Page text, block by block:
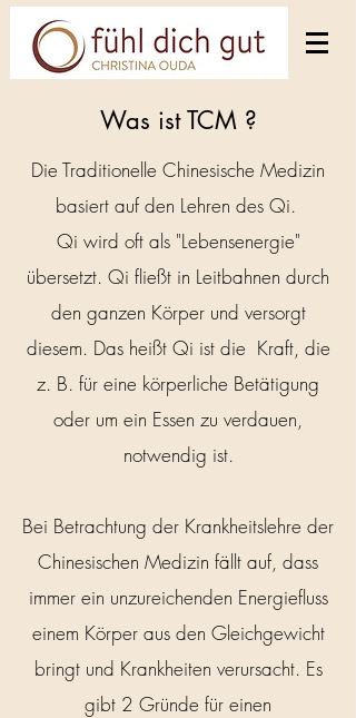
Was ist TCM ?
Die Traditionelle Chinesische Medizin
basiert auf den Lehren des Qi.
Qi wird oft als "Lebensenergie"
übersetzt. Qi fließt in Leitbahnen durch
den ganzen Körper und versorgt
diesem. Das heißt Qi ist die Kraft, die
z. B. für eine körperliche Betätigung
oder um ein Essen zu verdauen,
notwendig ist.
Bei Betrachtung der Krankheitslehre der
Chinesischen Medizin fällt auf, dass
immer ein unzureichenden Energiefluss
einem Körper aus den Gleichgewicht
bringt und Krankheiten verursacht. Es
gibt 2 Gründe für einen